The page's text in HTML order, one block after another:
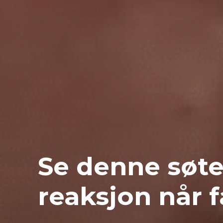
Se denne
reaksjon når